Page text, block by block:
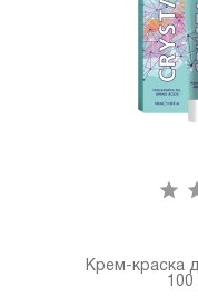
Крем-краска
100